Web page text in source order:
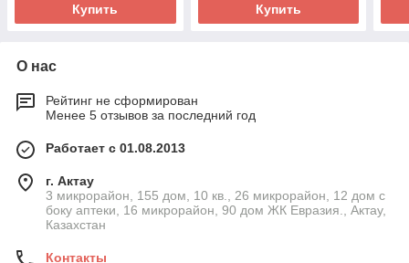
Купить Купить
О нас
Рейтинг не сформирован
Менее 5 отзывов за последний год
Работает с 01.08.2013
г. Актау
3 микрорайон, 155 дом, 10 кв., 26 микрорайон, 12 дом с
боку аптеки, 16 микрорайон, 90 дом ЖК Евразия., Актау,
Казахстан
Контакты